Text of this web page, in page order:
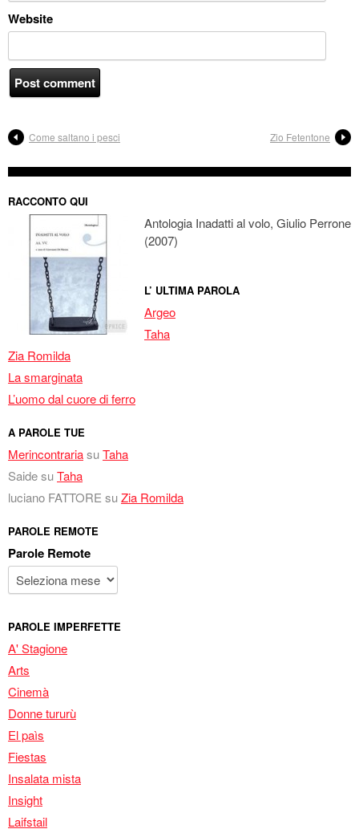
Website
Come saltano i pesci Zio Fetentone
RACCONTO QUI
Antologia Inadatti al volo, Giulio Perrone
(2007)
L’ ULTIMA PAROLA
Argeo
Taha
Zia Romilda
La smarginata
L’uomo dal cuore di ferro
A PAROLE TUE
MerincontrariasuTaha
SaidesuTaha
luciano FATTORE suZia Romilda
PAROLE REMOTE
Parole Remote
PAROLE IMPERFETTE
A' Stagione
Arts
Cinemà
Donne tururù
El paìs
Fiestas
Insalata mista
Insight
Laifstail